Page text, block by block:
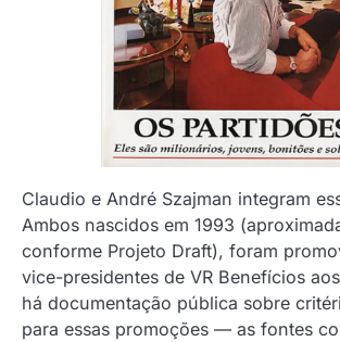
Claudio e André Szajman integram
Ambos nascidos em 1993
conforme Projeto Draft), foram
vice-presidentes de VR Benefícios
há documentação pública sobre
para essas promoções — as fontes